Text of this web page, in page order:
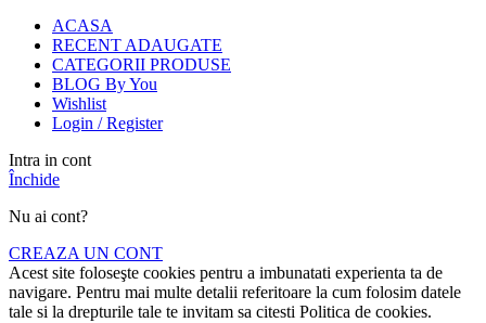
ACASA
RECENT ADAUGATE
CATEGORII PRODUSE
BLOG By You
Wishlist
Login / Register
Intra in cont
Închide
Nu ai cont?
CREAZA UN CONT
Acest site foloseşte cookies pentru a imbunatati experienta ta de
navigare. Pentru mai multe detalii referitoare la cum folosim datele
tale si la drepturile tale te invitam sa citesti Politica de cookies.